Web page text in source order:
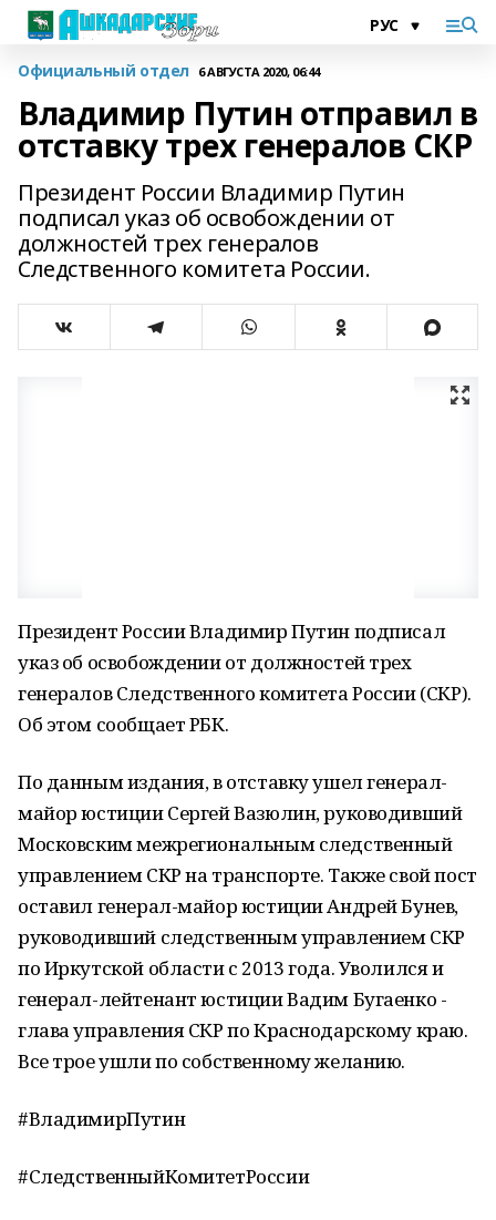
Официальный отдел 6 АВГУСТА 2020, 06:44
Владимир Путин отправил в
отставку трех генералов СКР
Президент России Владимир Путин
подписал указ об освобождении от
должностей трех генералов
Следственного комитета России.
Президент России Владимир Путин подписал
указ об освобождении от должностей трех
генералов Следственного комитета России (СКР).
Об этом сообщает РБК.
По данным издания, в отставку ушел генерал-
майор юстиции Сергей Вазюлин, руководивший
Московским межрегиональным следственный
управлением СКР на транспорте. Также свой пост
оставил генерал-майор юстиции Андрей Бунев,
руководивший следственным управлением СКР
по Иркутской области с 2013 года. Уволился и
генерал-лейтенант юстиции Вадим Бугаенко -
глава управления СКР по Краснодарскому краю.
Все трое ушли по собственному желанию.
#ВладимирПутин
#СледственныйКомитетРоссии